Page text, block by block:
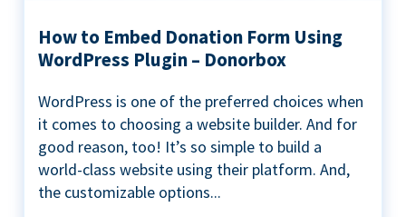
How to Embed Donation Form Using
WordPress Plugin – Donorbox
WordPress is one of the preferred choices when
it comes to choosing a website builder. And for
good reason, too! It’s so simple to build a
world-class website using their platform. And,
the customizable options...